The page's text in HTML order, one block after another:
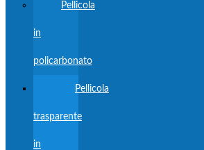
Pellicola
in
policarbonato
Pellicola
trasparente
in